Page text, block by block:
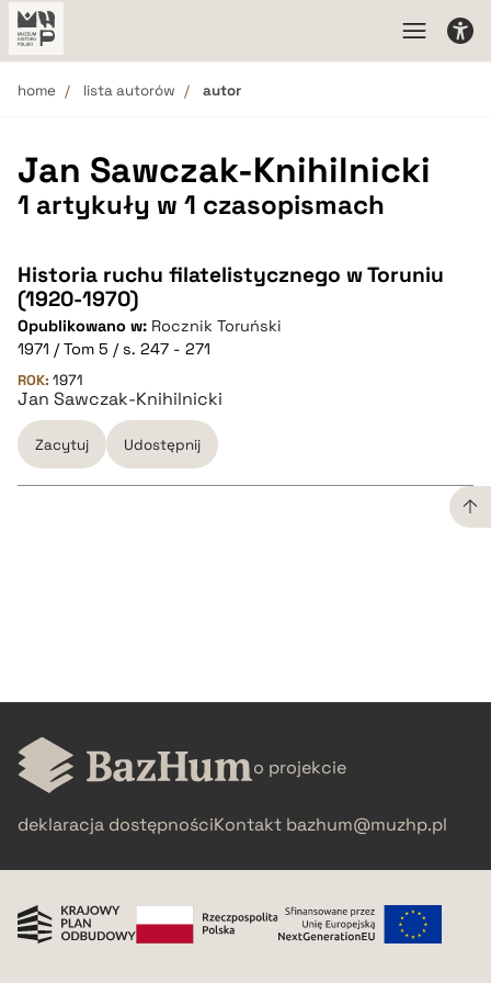
home lista autorów autor
Jan Sawczak-Knihilnicki
1 artykuły w 1 czasopismach
Historia ruchu filatelistycznego w Toruniu
(1920-1970)
Opublikowano w: Rocznik Toruński
1971 / Tom 5 / s. 247 - 271
ROK: 1971
Jan Sawczak-Knihilnicki
Zacytuj Udostępnij
pobierz cytat
o projekcie
deklaracja dostępnościKontakt bazhum@muzhp.pl